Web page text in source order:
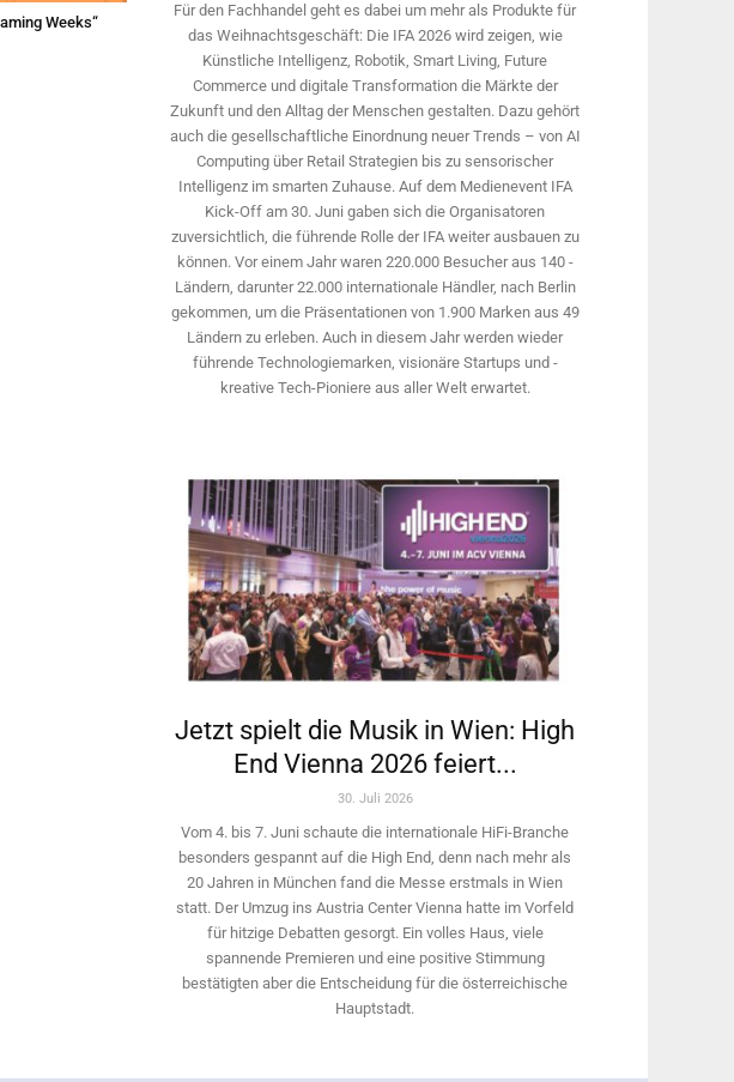
Weeks“
Für den Fachhandel geht es dabei um mehr als Produkte für
das Weihnachtsgeschäft: Die IFA 2026 wird ­zeigen, wie
Künstliche Intelligenz, Robotik, Smart Living, Future
Commerce und digitale Trans­formation die Märkte der
Zukunft und den Alltag der Menschen gestalten. Dazu gehört
auch die gesellschaftliche Einordnung neuer Trends – von AI
Computing über Retail Strategien bis zu sensorischer
Intelligenz im smarten Zuhause. Auf dem Medien­event IFA
Kick-Off am 30. Juni gaben sich die Organisatoren
zuversichtlich, die führende Rolle der IFA weiter ausbauen zu
können. Vor einem Jahr ­waren 220.000 Besucher aus 140 ­
Ländern, ­darunter 22.000 internationale Händler, nach Berlin
gekommen, um die Präsen­tationen von 1.900 Marken aus 49
Ländern zu erleben. Auch in diesem Jahr werden wieder
führende Technologiemarken, visionäre Startups und ­
kreative Tech-Pioniere aus aller Welt erwartet.
Jetzt spielt die Musik in Wien: High
End Vienna 2026 feiert...
30. Juli 2026
Vom 4. bis 7. Juni schaute die internationale HiFi-Branche
besonders gespannt auf die High End, denn nach mehr als
20 Jahren in München fand die Messe erstmals in Wien
statt. Der Umzug ins Austria Center Vienna hatte im Vorfeld
für hitzige Debatten gesorgt. Ein volles Haus, viele
spannende Premieren und eine positive Stimmung
bestätigten aber die Entscheidung für die österreichische
Hauptstadt.